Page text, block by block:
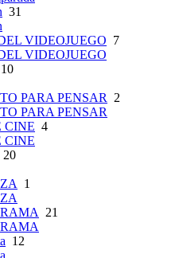
31
VIDEOJUEGO 7
VIDEOJUEGO
10
PARA PENSAR 2
PARA PENSAR
CINE 4
CINE
20
1
21
12